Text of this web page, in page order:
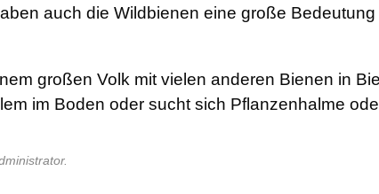
auch die Wildbienen eine große
großen Volk mit vielen anderen Bienen in
im Boden oder sucht sich Pflanzenhalme